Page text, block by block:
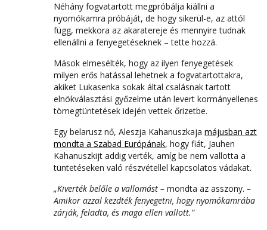
Néhány fogvatartott megpróbálja kiállni a
nyomókamra próbáját, de hogy sikerül-e, az attól
függ, mekkora az akaratereje és mennyire tudnak
ellenállni a fenyegetéseknek – tette hozzá.
Mások elmesélték, hogy az ilyen fenyegetések
milyen erős hatással lehetnek a fogvatartottakra,
akiket Lukasenka sokak által csalásnak tartott
elnökválasztási győzelme után levert kormányellenes
tömegtüntetések idején vettek őrizetbe.
Egy belarusz nő, Aleszja Kahanuszkaja májusban azt
mondta a Szabad Európának, hogy fiát, Jauhen
Kahanuszkijt addig verték, amíg be nem vallotta a
tüntetéseken való részvétellel kapcsolatos vádakat.
„Kiverték belőle a vallomást – mondta az asszony. –
Amikor azzal kezdték fenyegetni, hogy nyomókamrába
zárják, feladta, és maga ellen vallott.”